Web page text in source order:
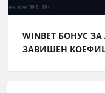
WINBET БОНУС
ЗАВИШЕН